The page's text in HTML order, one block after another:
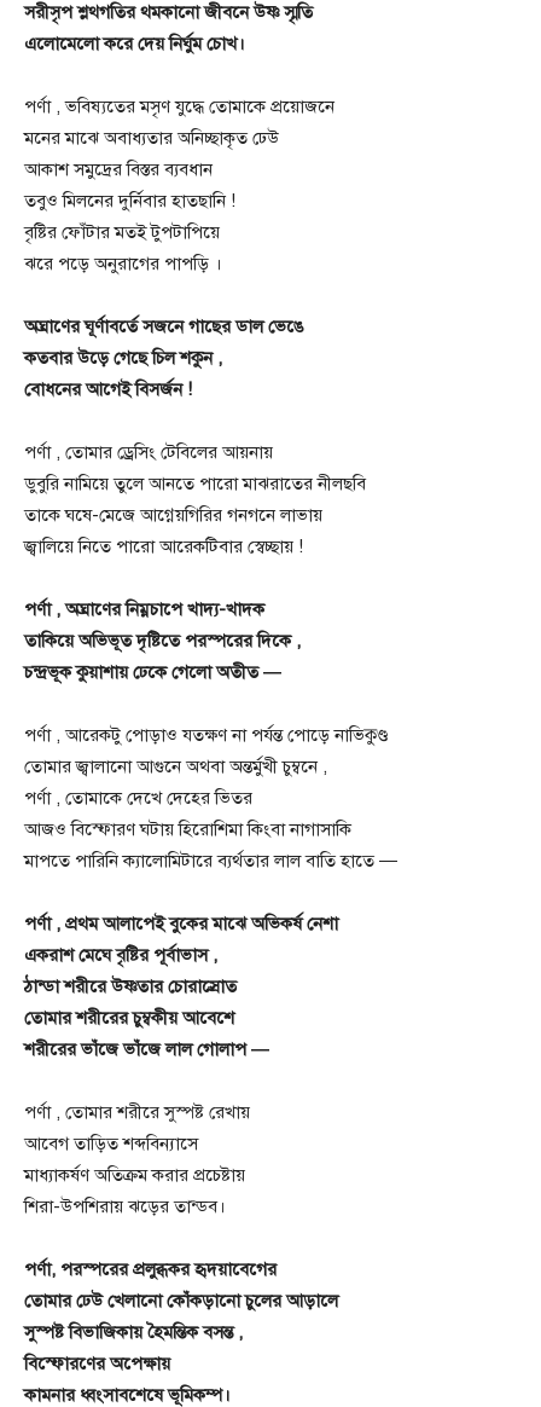
সরীসৃপ শ্লথগতির থমকানো জীবনে উষ্ণ স্মৃতি
এলোমেলো করে দেয় নির্ঘুম চোখ।
পর্ণা , ভবিষ্যতের মসৃণ যুদ্ধে তোমাকে প্রয়োজনে
মনের মাঝে অবাধ্যতার অনিচ্ছাকৃত ঢেউ
আকাশ সমুদ্রের বিস্তর ব্যবধান
তবুও মিলনের দুর্নিবার হাতছানি !
বৃষ্টির ফোঁটার মতই টুপটাপিয়ে
ঝরে পড়ে অনুরাগের পাপড়ি ।
অঘ্রাণের ঘূর্ণাবর্তে সজনে গাছের ডাল ভেঙে
কতবার উড়ে গেছে চিল শকুন ,
বোধনের আগেই বিসর্জন !
পর্ণা , তোমার ড্রেসিং টেবিলের আয়নায়
ডুবুরি নামিয়ে তুলে আনতে পারো মাঝরাতের নীলছবি
তাকে ঘষে-মেজে আগ্নেয়গিরির গনগনে লাভায়
জ্বালিয়ে নিতে পারো আরেকটিবার স্বেচ্ছায় !
পর্ণা , অঘ্রাণের নিম্নচাপে খাদ্য-খাদক
তাকিয়ে অভিভূত দৃষ্টিতে পরস্পরের দিকে ,
চন্দ্রভূক কুয়াশায় ঢেকে গেলো অতীত —
পর্ণা , আরেকটু পোড়াও যতক্ষণ না পর্যন্ত পোড়ে নাভিকুণ্ড
তোমার জ্বালানো আগুনে অথবা অন্তর্মুখী চুম্বনে ,
পর্ণা , তোমাকে দেখে দেহের ভিতর
আজও বিস্ফোরণ ঘটায় হিরোশিমা কিংবা নাগাসাকি
মাপতে পারিনি ক্যালোমিটারে ব্যর্থতার লাল বাতি হাতে —
পর্ণা , প্রথম আলাপেই বুকের মাঝে অভিকর্ষ নেশা
একরাশ মেঘে বৃষ্টির পূর্বাভাস ,
ঠান্ডা শরীরে উষ্ণতার চোরাস্রোত
তোমার শরীরের চুম্বকীয় আবেশে
শরীরের ভাঁজে ভাঁজে লাল গোলাপ —
পর্ণা , তোমার শরীরে সুস্পষ্ট রেখায়
আবেগ তাড়িত শব্দবিন্যাসে
মাধ্যাকর্ষণ অতিক্রম করার প্রচেষ্টায়
শিরা-উপশিরায় ঝড়ের তান্ডব।
পর্ণা, পরস্পরের প্রলুব্ধকর হৃদয়াবেগের
তোমার ঢেউ খেলানো কোঁকড়ানো চুলের আড়ালে
সুস্পষ্ট বিভাজিকায় হৈমন্তিক বসন্ত ,
বিস্ফোরণের অপেক্ষায়
কামনার ধ্বংসাবশেষে ভূমিকম্প।